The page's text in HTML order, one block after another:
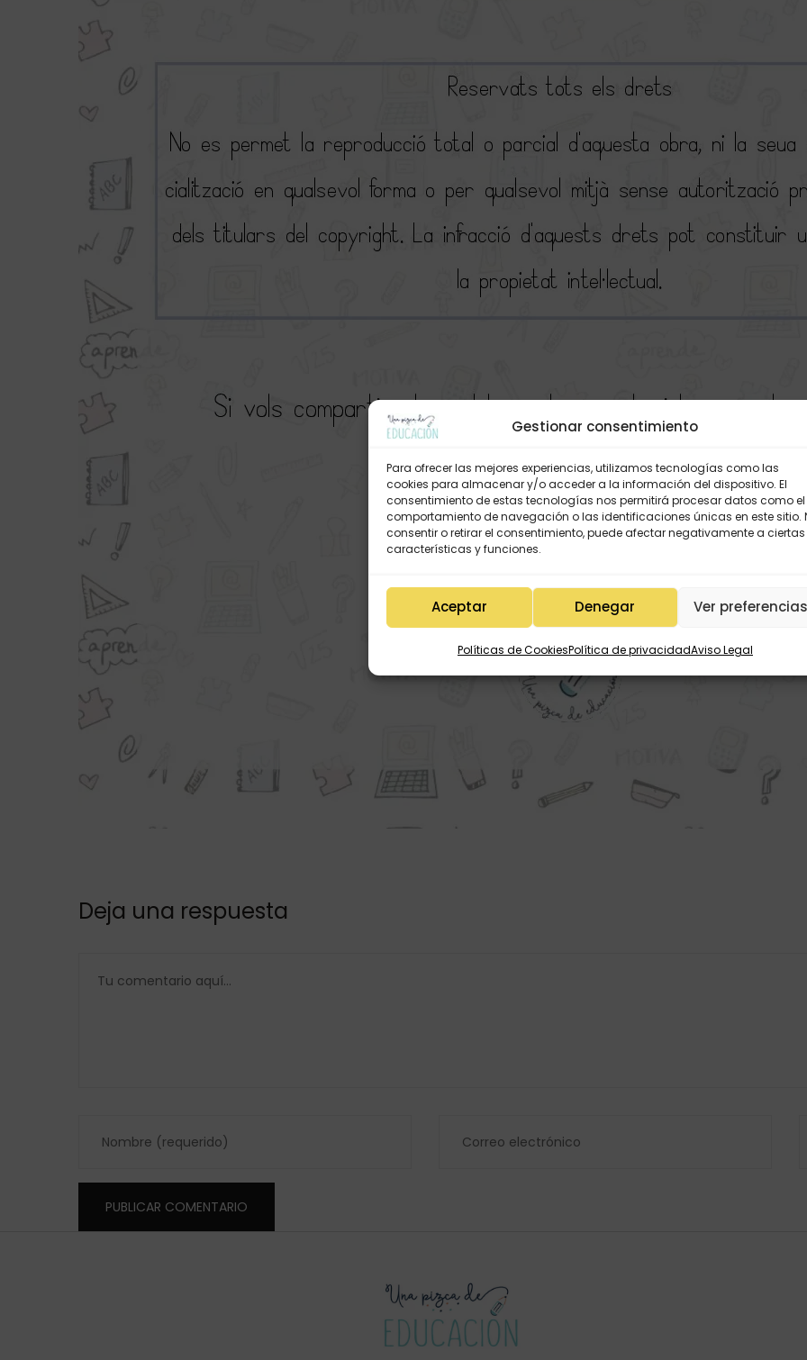
Gestionar consentimiento
Para ofrecer las mejores experiencias, utilizamos tecnologías como las
cookies para almacenar y/o acceder a la información del dispositivo. El
consentimiento de estas tecnologías nos permitirá procesar datos como el
comportamiento de navegación o las identificaciones únicas en este sitio.
consentir o retirar el consentimiento, puede afectar negativamente a ciertas
características y funciones.
Aceptar Denegar Ver
Políticas de CookiesPolítica de privacidadAviso Legal
Deja una respuesta